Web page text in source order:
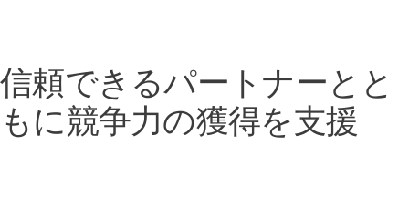
信頼できるパートナーとと
もに競争力の獲得を支援